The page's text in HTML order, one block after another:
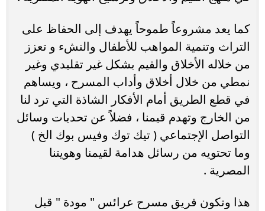
كما يعد مشروعاً طموحاً يهدف إلى الحفاظ على
التراث وتنمية المواهب للأطفال والنشء و تعزز
من خلاله الأخلاق والقيم بشكل غير تقليدي وغير
نمطي من خلال أخلاق وأداب المسرح ، ويساهم
في قطع الطريق أمام الأفكار الشاذة التي ترد لنا
من الخارج وتهدم قيمنا ، فضلاً عن تحديات وسائل
التواصل الإجتماعي ( تيك توك وفيس بوك الخ )
وما تحتويه من رسائل هدامة لقيمنا وهويتنا
المصرية .
هذا وتكون فريق مسرح عرائس " مودة " قبل